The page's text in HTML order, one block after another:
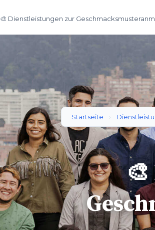
🎨 Dienstleistungen zur
Startseite ›